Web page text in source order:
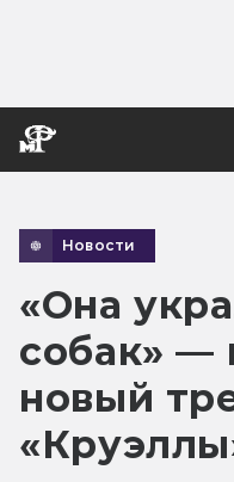
Новости
«Она
собак» —
новый